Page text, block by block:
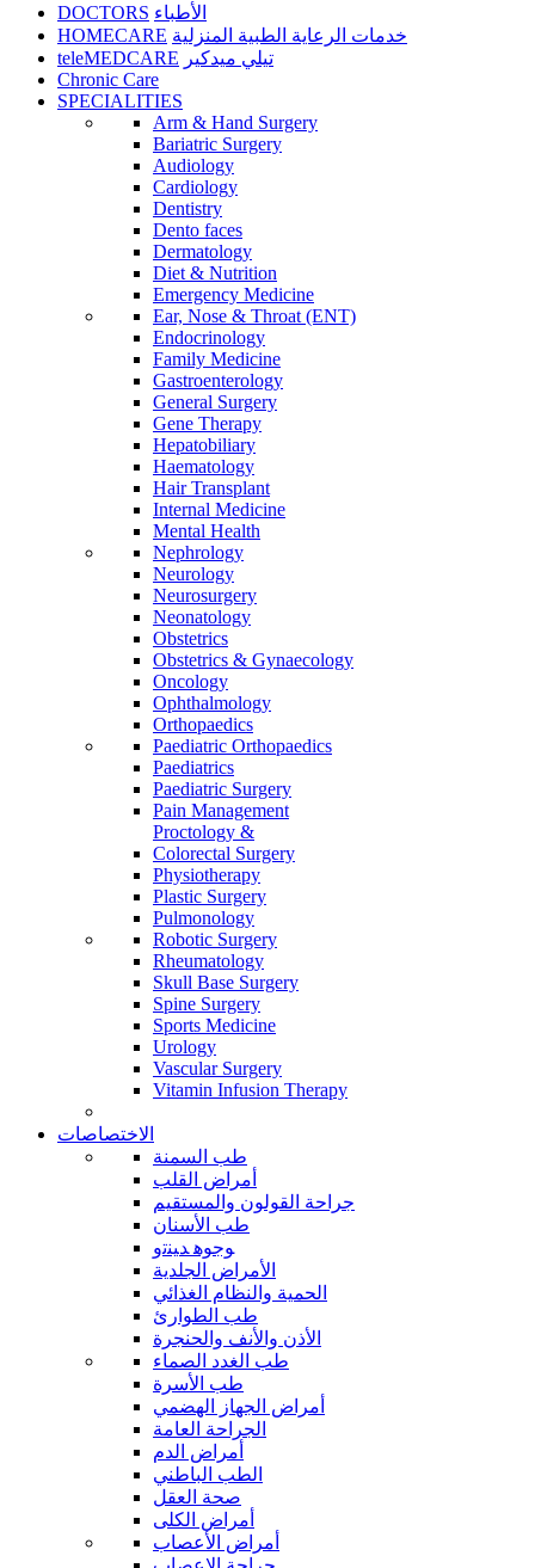
DOCTORS الأطباء
HOMECARE خدمات الرعاية الطبية المنزلية
teleMEDCARE تيلي ميدكير
Chronic Care
SPECIALITIES
Arm & Hand Surgery
Bariatric Surgery
Audiology
Cardiology
Dentistry
Dento faces
Dermatology
Diet & Nutrition
Emergency Medicine
Ear, Nose & Throat (ENT)
Endocrinology
Family Medicine
Gastroenterology
General Surgery
Gene Therapy
Hepatobiliary
Haematology
Hair Transplant
Internal Medicine
Mental Health
Nephrology
Neurology
Neurosurgery
Neonatology
Obstetrics
Obstetrics & Gynaecology
Oncology
Ophthalmology
Orthopaedics
Paediatric Orthopaedics
Paediatrics
Paediatric Surgery
Pain Management
Proctology &
Colorectal Surgery
Physiotherapy
Plastic Surgery
Pulmonology
Robotic Surgery
Rheumatology
Skull Base Surgery
Spine Surgery
Sports Medicine
Urology
Vascular Surgery
Vitamin Infusion Therapy
الاختصاصات
طب السمنة
أمراض القلب
جراحة القولون والمستقيم
طب الأسنان
ﻮﺟﻮﻫ ﺪﻴﻨﺗﻭ
الأمراض الجلدية
الحمية والنظام الغذائي
طب الطوارئ
الأذن والأنف والحنجرة
طب الغدد الصماء
طب الأسرة
أمراض الجهاز الهضمي
الجراحة العامة
أمراض الدم
الطب الباطني
صحة العقل
أمراض الكلى
أمراض الأعصاب